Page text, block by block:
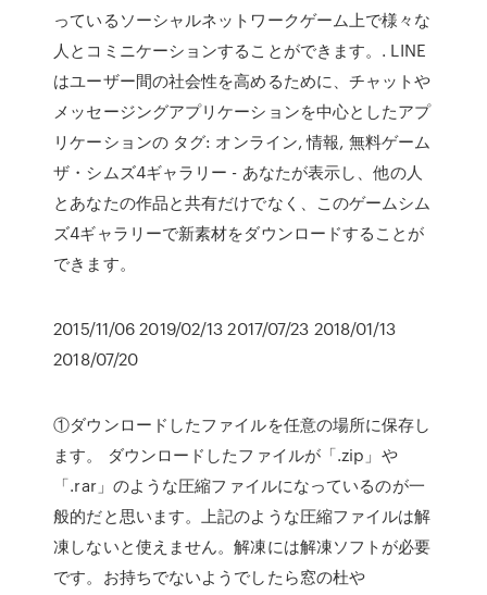
っているソーシャルネットワークゲーム上で様々な
人とコミニケーションすることができます。. LINE
はユーザー間の社会性を高めるために、チャットや
メッセージングアプリケーションを中心としたアプ
リケーションの タグ: オンライン, 情報, 無料ゲーム
ザ・シムズ4ギャラリー - あなたが表示し、他の人
とあなたの作品と共有だけでなく、このゲームシム
ズ4ギャラリーで新素材をダウンロードすることが
できます。
2015/11/06 2019/02/13 2017/07/23 2018/01/13
2018/07/20
①ダウンロードしたファイルを任意の場所に保存し
ます。 ダウンロードしたファイルが「.zip」や
「.rar」のような圧縮ファイルになっているのが一
般的だと思います。上記のような圧縮ファイルは解
凍しないと使えません。解凍には解凍ソフトが必要
です。お持ちでないようでしたら窓の杜や